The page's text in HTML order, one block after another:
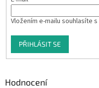
Vložením e-mailu souhlasíte s
PŘIHLÁSIT SE
Hodnocení